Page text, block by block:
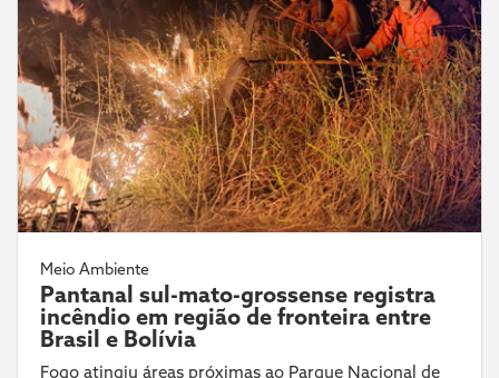
Meio Ambiente
Pantanal sul-mato-grossense registra
incêndio em região de fronteira entre
Brasil e Bolívia
Fogo atingiu áreas próximas ao Parque Nacional de